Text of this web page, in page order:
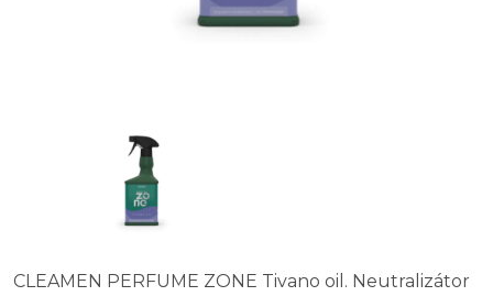
CLEAMEN PERFUME ZONE Tivano oil. Neutralizátor